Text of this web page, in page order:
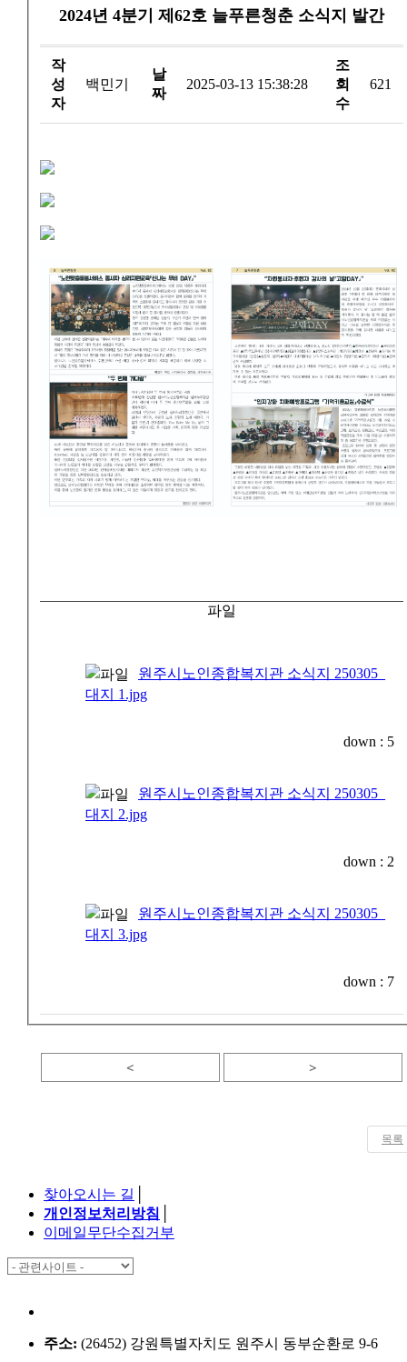
2024년 4분기 제62호 늘푸른청춘 소식지 발간
작
성
자
백민기
날
짜
2025-03-13 15:38:28
조
회
수
621
파일
원주시노인종합복지관 소식지 250305_
대지 1.jpg
down : 5
원주시노인종합복지관 소식지 250305_
대지 2.jpg
down : 2
원주시노인종합복지관 소식지 250305_
대지 3.jpg
down : 7
< >
목록
찾아오시는 길
개인정보처리방침
이메일무단수집거부
주소: (26452) 강원특별자치도 원주시 동부순환로 9-6